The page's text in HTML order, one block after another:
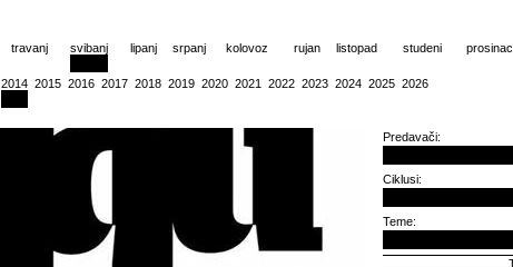
travanj svibanj lipanj srpanj kolovoz rujan listopad studeni prosinac
2014 2015 2016 2017 2018 2019 2020 2021 2022 2023 2024 2025 2026
Predavači:
Ciklusi:
Teme: